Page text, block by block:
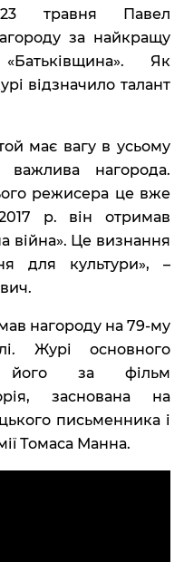
травня Павел
за найкращу
Як
відзначило талант
має вагу в усьому
нагорода.
режисера це вже
р. він отримав
війна». Це визнання
для культури», –
нагороду на 79-му
Журі основного
його за фільм
заснована на
письменника і
Томаса Манна.